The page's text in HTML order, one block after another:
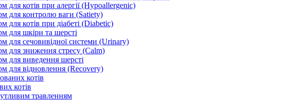
для котів при алергії (Hypoallergenic)
для контролю ваги (Satiety)
для котів при діабеті (Diabetic)
для шкіри та шерсті
для сечовивідної системи (Urinary)
для зниження стресу (Calm)
для виведення шерсті
для відновлення (Recovery)
котів
котів
травленням